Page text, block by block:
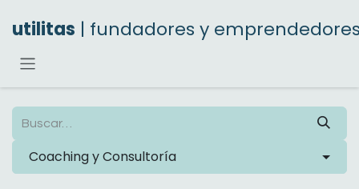
utilitas | fundadores y
Coaching y Consultoría